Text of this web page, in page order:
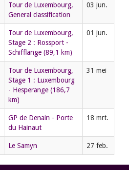
Tour de Luxembourg,
General classification
03 jun.
Tour de Luxembourg,
Stage 2 : Rossport -
Schifflange (89,1 km)
01 jun.
Tour de Luxembourg,
Stage 1 : Luxembourg
- Hesperange (186,7
km)
31 mei
GP de Denain - Porte
du Hainaut
18 mrt.
Le Samyn 27 feb.